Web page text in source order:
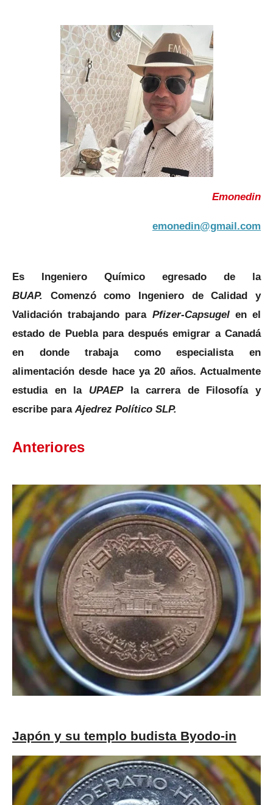
Emonedin
emonedin@gmail.com
Es Ingeniero Químico egresado de la
BUAP. Comenzó como Ingeniero de Calidad y
Validación trabajando para Pfizer-Capsugelen el
estado de Puebla para después emigrar a Canadá
en donde trabaja como especialista en
alimentación desde hace ya 20 años. Actualmente
estudia en la UPAEPla carrera de Filosofía y
escribe paraAjedrez Político SLP.
Anteriores
Japón y su templo budista Byodo-in